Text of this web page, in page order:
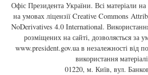
Офіс Президента України. Всі матеріали
на умовах ліцензії Creative Commons
NoDerivatives 4.0 International.
розміщених на сайті, дозволяється за
www.president.gov.uaв незалежності від
використання
01220, м. Київ, вул.